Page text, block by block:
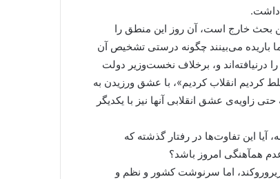
داشت.
بحث خارج است، آن روز این منطق را
باریده می‌بینند چگونه درستی تشخیص آن
درنیافته‌اند و، برخلاف نخست‌وزیر دولت
کردیم انقلاب کردیم»، با عشق ورزیدن به
زاویه‌ی عشق انقلابی آنها نیز با یکدیگر
آیا این تفاوت‌ها در رفتار گذشته که
همآهنگی امروز باشد؟
اما سرنوشت کشور و نظم و